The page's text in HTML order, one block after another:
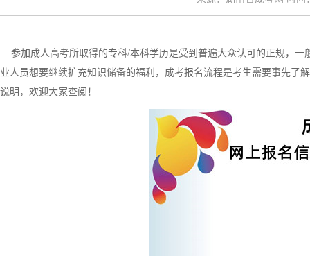
参加成人高考所取得的专科/本科学历是受到普遍大众认可的正规，
业人员想要继续扩充知识储备的福利，成考报名流程是考生需要事先了
说明，欢迎大家查阅！